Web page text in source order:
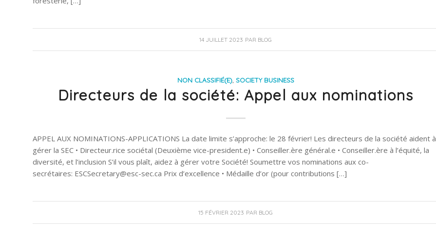
14 JUILLET 2023 PAR BLOG
NON CLASSIFIÉ(E), SOCIETY BUSINESS
Directeurs de la société: Appel aux nominations
APPEL AUX NOMINATIONS-APPLICATIONS La date limite s’approche: le 28 février! Les directeurs de la société aident à
gérer la SEC • Directeur.rice sociétal (Deuxième vice-president.e) • Conseiller.ère général.e • Conseiller.ère à l’équité, la
diversité, et l’inclusion S’il vous plaît, aidez à gérer votre Société! Soumettre vos nominations aux co-
secrétaires: ESCSecretary@esc-sec.ca Prix d’excellence • Médaille d’or (pour contributions […]
15 FÉVRIER 2023 PAR BLOG